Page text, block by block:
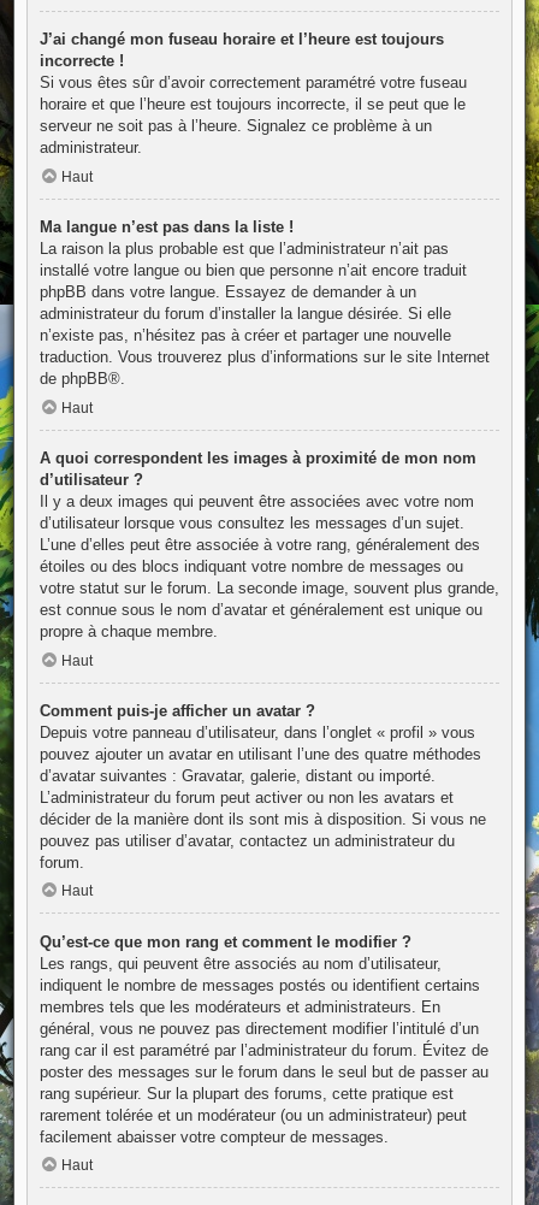
J’ai changé mon fuseau horaire et l’heure est toujours
incorrecte !
Si vous êtes sûr d’avoir correctement paramétré votre fuseau
horaire et que l’heure est toujours incorrecte, il se peut que le
serveur ne soit pas à l’heure. Signalez ce problème à un
administrateur.
Haut
Ma langue n’est pas dans la liste !
La raison la plus probable est que l’administrateur n’ait pas
installé votre langue ou bien que personne n’ait encore traduit
phpBB dans votre langue. Essayez de demander à un
administrateur du forum d’installer la langue désirée. Si elle
n’existe pas, n’hésitez pas à créer et partager une nouvelle
traduction. Vous trouverez plus d’informations sur le site Internet
de phpBB®.
Haut
A quoi correspondent les images à proximité de mon nom
d’utilisateur ?
Il y a deux images qui peuvent être associées avec votre nom
d’utilisateur lorsque vous consultez les messages d’un sujet.
L’une d’elles peut être associée à votre rang, généralement des
étoiles ou des blocs indiquant votre nombre de messages ou
votre statut sur le forum. La seconde image, souvent plus grande,
est connue sous le nom d’avatar et généralement est unique ou
propre à chaque membre.
Haut
Comment puis-je afficher un avatar ?
Depuis votre panneau d’utilisateur, dans l’onglet « profil » vous
pouvez ajouter un avatar en utilisant l’une des quatre méthodes
d’avatar suivantes : Gravatar, galerie, distant ou importé.
L’administrateur du forum peut activer ou non les avatars et
décider de la manière dont ils sont mis à disposition. Si vous ne
pouvez pas utiliser d’avatar, contactez un administrateur du
forum.
Haut
Qu’est-ce que mon rang et comment le modifier ?
Les rangs, qui peuvent être associés au nom d’utilisateur,
indiquent le nombre de messages postés ou identifient certains
membres tels que les modérateurs et administrateurs. En
général, vous ne pouvez pas directement modifier l’intitulé d’un
rang car il est paramétré par l’administrateur du forum. Évitez de
poster des messages sur le forum dans le seul but de passer au
rang supérieur. Sur la plupart des forums, cette pratique est
rarement tolérée et un modérateur (ou un administrateur) peut
facilement abaisser votre compteur de messages.
Haut